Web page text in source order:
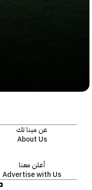
عن مينا تك
About Us
أعلن معنا
Advertise with Us